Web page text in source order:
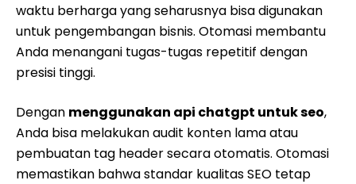
waktu berharga yang seharusnya bisa digunakan
untuk pengembangan bisnis. Otomasi membantu
Anda menangani tugas-tugas repetitif dengan
presisi tinggi.
Dengan menggunakan api chatgpt untuk seo,
Anda bisa melakukan audit konten lama atau
pembuatan tag header secara otomatis. Otomasi
memastikan bahwa standar kualitas SEO tetap